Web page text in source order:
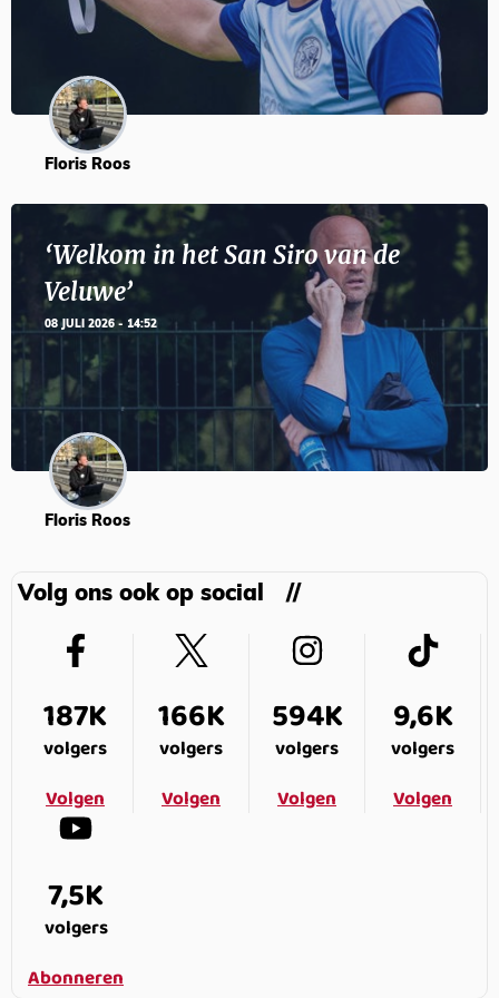
Floris Roos
‘Welkom in het San Siro van de
Veluwe’
08 JULI 2026 - 14:52
Floris Roos
Volg ons ook op social
187K
volgers
Volgen
166K
volgers
Volgen
594K
volgers
Volgen
9,6K
volgers
Volgen
7,5K
volgers
Abonneren